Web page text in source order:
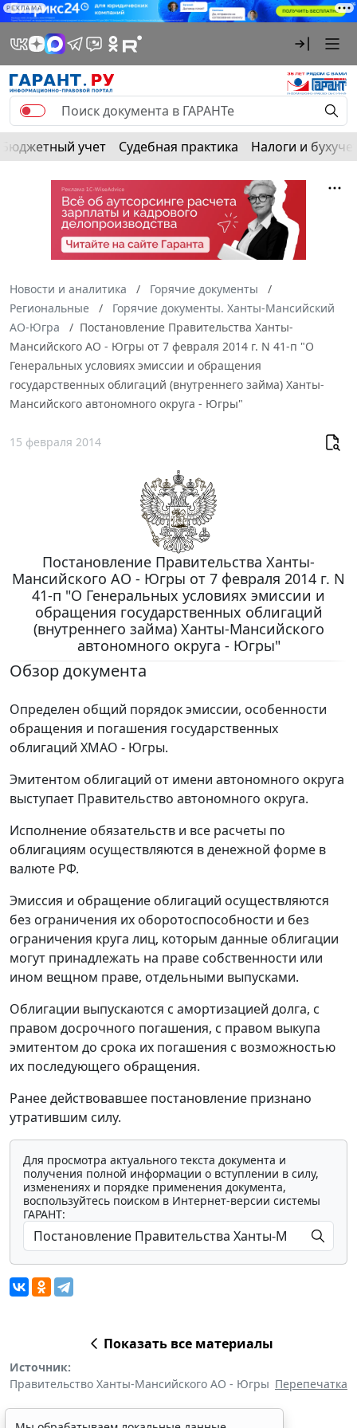
РЕКЛАМА
Бюджетный учет Судебная практика Налоги и
Новости и аналитика
Горячие документы
Региональные
Горячие документы. Ханты-Мансийский
АО-Югра
Постановление Правительства Ханты-
Мансийского АО - Югры от 7 февраля 2014 г. N 41-п "О
Генеральных условиях эмиссии и обращения
государственных облигаций (внутреннего займа) Ханты-
Мансийского автономного округа - Югры"
15 февраля 2014
Постановление Правительства Ханты-
Мансийского АО - Югры от 7 февраля 2014 г. N
41-п "О Генеральных условиях эмиссии и
обращения государственных облигаций
(внутреннего займа) Ханты-Мансийского
автономного округа - Югры"
Обзор документа
Определен общий порядок эмиссии, особенности
обращения и погашения государственных
облигаций ХМАО - Югры.
Эмитентом облигаций от имени автономного округа
выступает Правительство автономного округа.
Исполнение обязательств и все расчеты по
облигациям осуществляются в денежной форме в
валюте РФ.
Эмиссия и обращение облигаций осуществляются
без ограничения их оборотоспособности и без
ограничения круга лиц, которым данные облигации
могут принадлежать на праве собственности или
ином вещном праве, отдельными выпусками.
Облигации выпускаются с амортизацией долга, с
правом досрочного погашения, с правом выкупа
эмитентом до срока их погашения с возможностью
их последующего обращения.
Ранее действовавшее постановление признано
утратившим силу.
Для просмотра актуального текста документа и
получения полной информации о вступлении в силу,
изменениях и порядке применения документа,
воспользуйтесь поиском в Интернет-версии системы
ГАРАНТ:
Показать все материалы
Источник:
Правительство Ханты-Мансийского АО - Югры Перепечатка